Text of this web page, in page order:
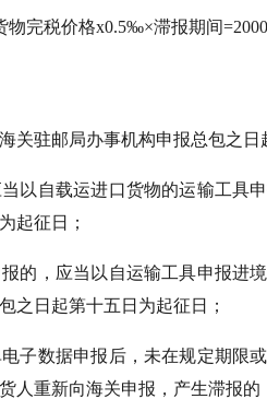
物完税价格x0.5‰×滞报期间
关驻邮局办事机构申报总包之日
以自载运进口货物的运输工具
起征日；
的，应当以自运输工具申报进
之日起第十五日为起征日；
子数据申报后，未在规定期限
人重新向海关申报，产生滞报